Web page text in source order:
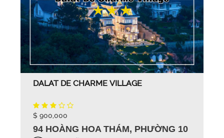
DALAT DE CHARME VILLAGE
$ 900,000
94 HOÀNG HOA THÁM, PHƯỜNG 10